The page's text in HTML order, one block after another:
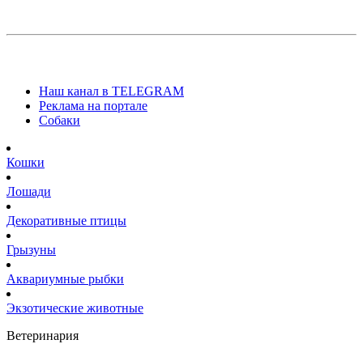
Наш канал в TELEGRAM
Реклама на портале
Собаки
Кошки
Лошади
Декоративные птицы
Грызуны
Аквариумные рыбки
Экзотические животные
Ветеринария